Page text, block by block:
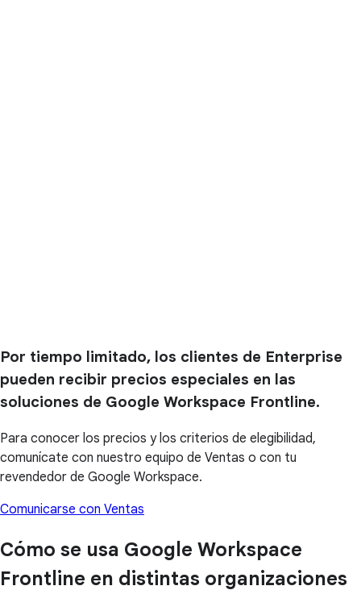
Por tiempo limitado, los clientes de Enterprise
pueden recibir precios especiales en las
soluciones de Google Workspace Frontline.
Para conocer los precios y los criterios de elegibilidad,
comunícate con nuestro equipo de Ventas o con tu
revendedor de Google Workspace.
Comunicarse con Ventas
Cómo se usa Google Workspace
Frontline en distintas organizaciones